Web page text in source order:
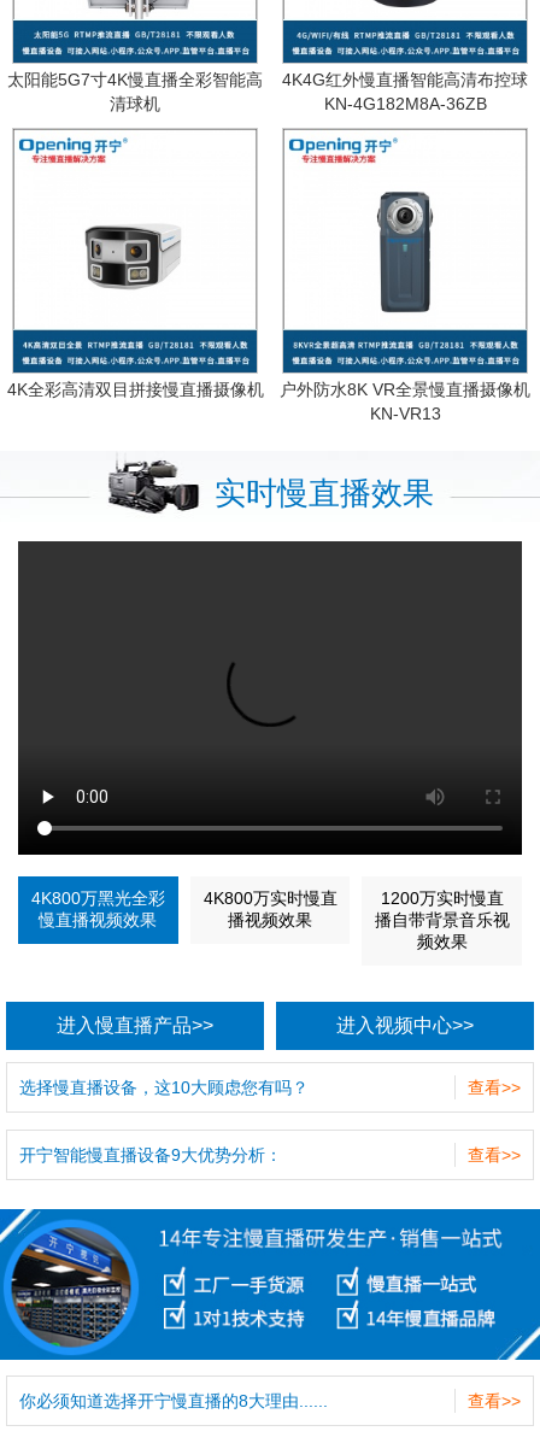
太阳能5G7寸4K慢直播全彩智能高
清球机
4K4G红外慢直播智能高清布控球
KN-4G182M8A-36ZB
4K全彩高清双目拼接慢直播摄像机
户外防水8K VR全景慢直播摄像机
KN-VR13
实时慢直播效果
4K800万黑光全彩
慢直播视频效果
4K800万实时慢直
播视频效果
1200万实时慢直
播自带背景音乐视
频效果
进入慢直播产品>> 进入视频中心>>
查看>>
选择慢直播设备，这10大顾虑您有吗？
查看>>
开宁智能慢直播设备9大优势分析：
查看>>
你必须知道选择开宁慢直播的8大理由......